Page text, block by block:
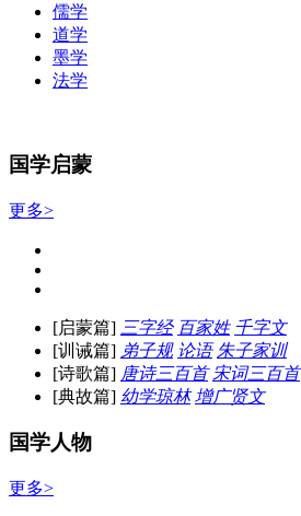
儒学
道学
墨学
法学
国学启蒙
更多>
[启蒙篇] 三字经 百家姓 千字文
[训诫篇] 弟子规 论语 朱子家训
[诗歌篇] 唐诗三百首 宋词三百首
[典故篇] 幼学琼林 增广贤文
国学人物
更多>